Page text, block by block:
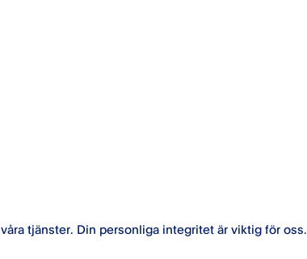
tjänster. Din personliga integritet är viktig för oss.